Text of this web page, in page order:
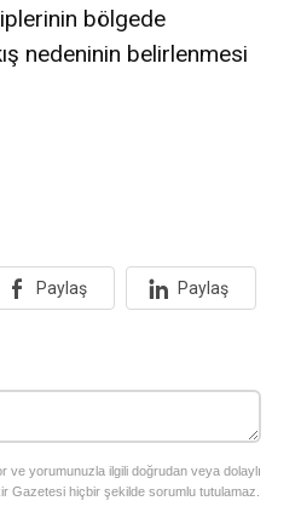
bölgede
nedeninin belirlenmesi
Paylaş Paylaş
ve yorumunuzla ilgili doğrudan veya dolaylı
Gazetesi hiçbir şekilde sorumlu tutulamaz.